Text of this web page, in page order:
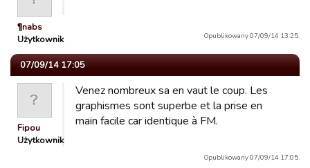
¶nabs
Użytkownik
Opublikowany 07/09/14 13:25.
07/09/14 17:05
Fipou
Użytkownik
Venez nombreux sa en vaut le coup. Les
graphismes sont superbe et la prise en
main facile car identique à FM.
Opublikowany 07/09/14 17:05.